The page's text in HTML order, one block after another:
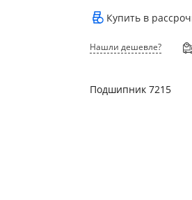
Купить в
Нашли дешевле?
Подшипник 7215